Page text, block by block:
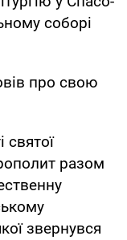
соборі
про свою
святої
разом
звернувся